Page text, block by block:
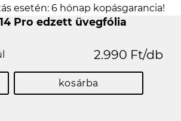
esetén: 6 hónap kopásgarancia!
Pro edzett üvegfólia
2.990 Ft/db
kosárba